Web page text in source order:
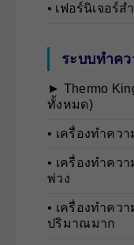
• เฟอร์นิเจอร์
ระบบทำค
► Thermo
ทั้งหมด)
• เครื่องทำคว
• เครื่องทำคว
พ่วง
• เครื่องทำคว
ปริมาณมาก